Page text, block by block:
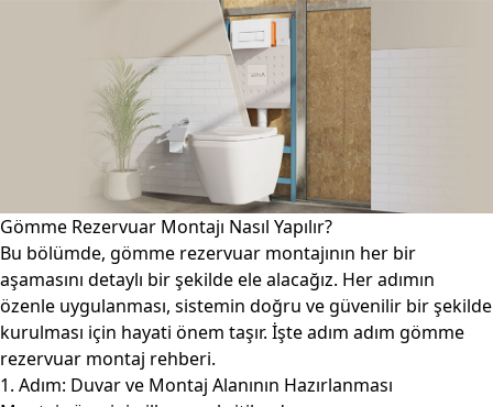
Gömme Rezervuar Montajı Nasıl Yapılır?
Bu bölümde, gömme rezervuar montajının her bir
aşamasını detaylı bir şekilde ele alacağız. Her adımın
özenle uygulanması, sistemin doğru ve güvenilir bir şekilde
kurulması için hayati önem taşır. İşte adım adım gömme
rezervuar montaj rehberi.
1. Adım: Duvar ve Montaj Alanının Hazırlanması